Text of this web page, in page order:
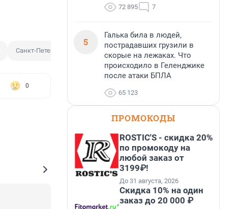
Санкт-Петербург
0
72 895 7
5
Галька била в людей,
пострадавших грузили в
скорые на лежаках. Что
происходило в Геленджике
после атаки БПЛА
65 123
ПРОМОКОДЫ
ROSTIC'S - скидка 20%
по промокоду на
любой заказ от
3199₽!
До 31 августа, 2026
Скидка 10% на один
заказ до 20 000 ₽